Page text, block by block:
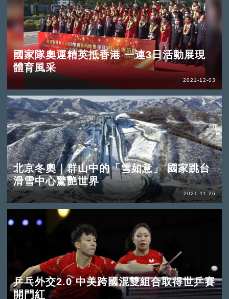
國家隊奧運精英抵香港 一連3日活動展現
體育風采
2021-12-03
北京冬奧｜群山中的「雪如意」 國家跳台
滑雪中心驚艷世界
2021-11-26
乒乓外交2.0 中美跨國混雙組合取得世乒賽
開門紅